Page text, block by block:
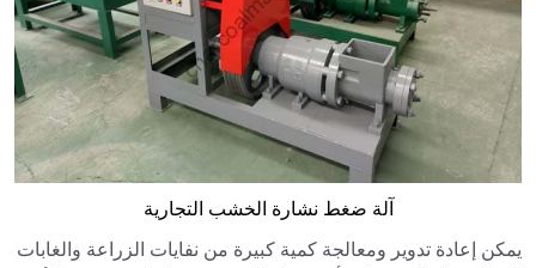
آلة ضغط نشارة الخشب التجارية
يمكن إعادة تدوير ومعالجة كمية كبيرة من نفايات الزراعة والغابات